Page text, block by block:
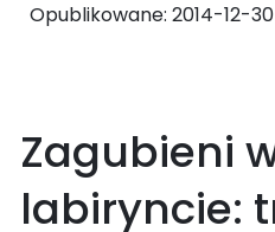
Opublikowane: 2014-12-30
Zagubieni
labiryncie: